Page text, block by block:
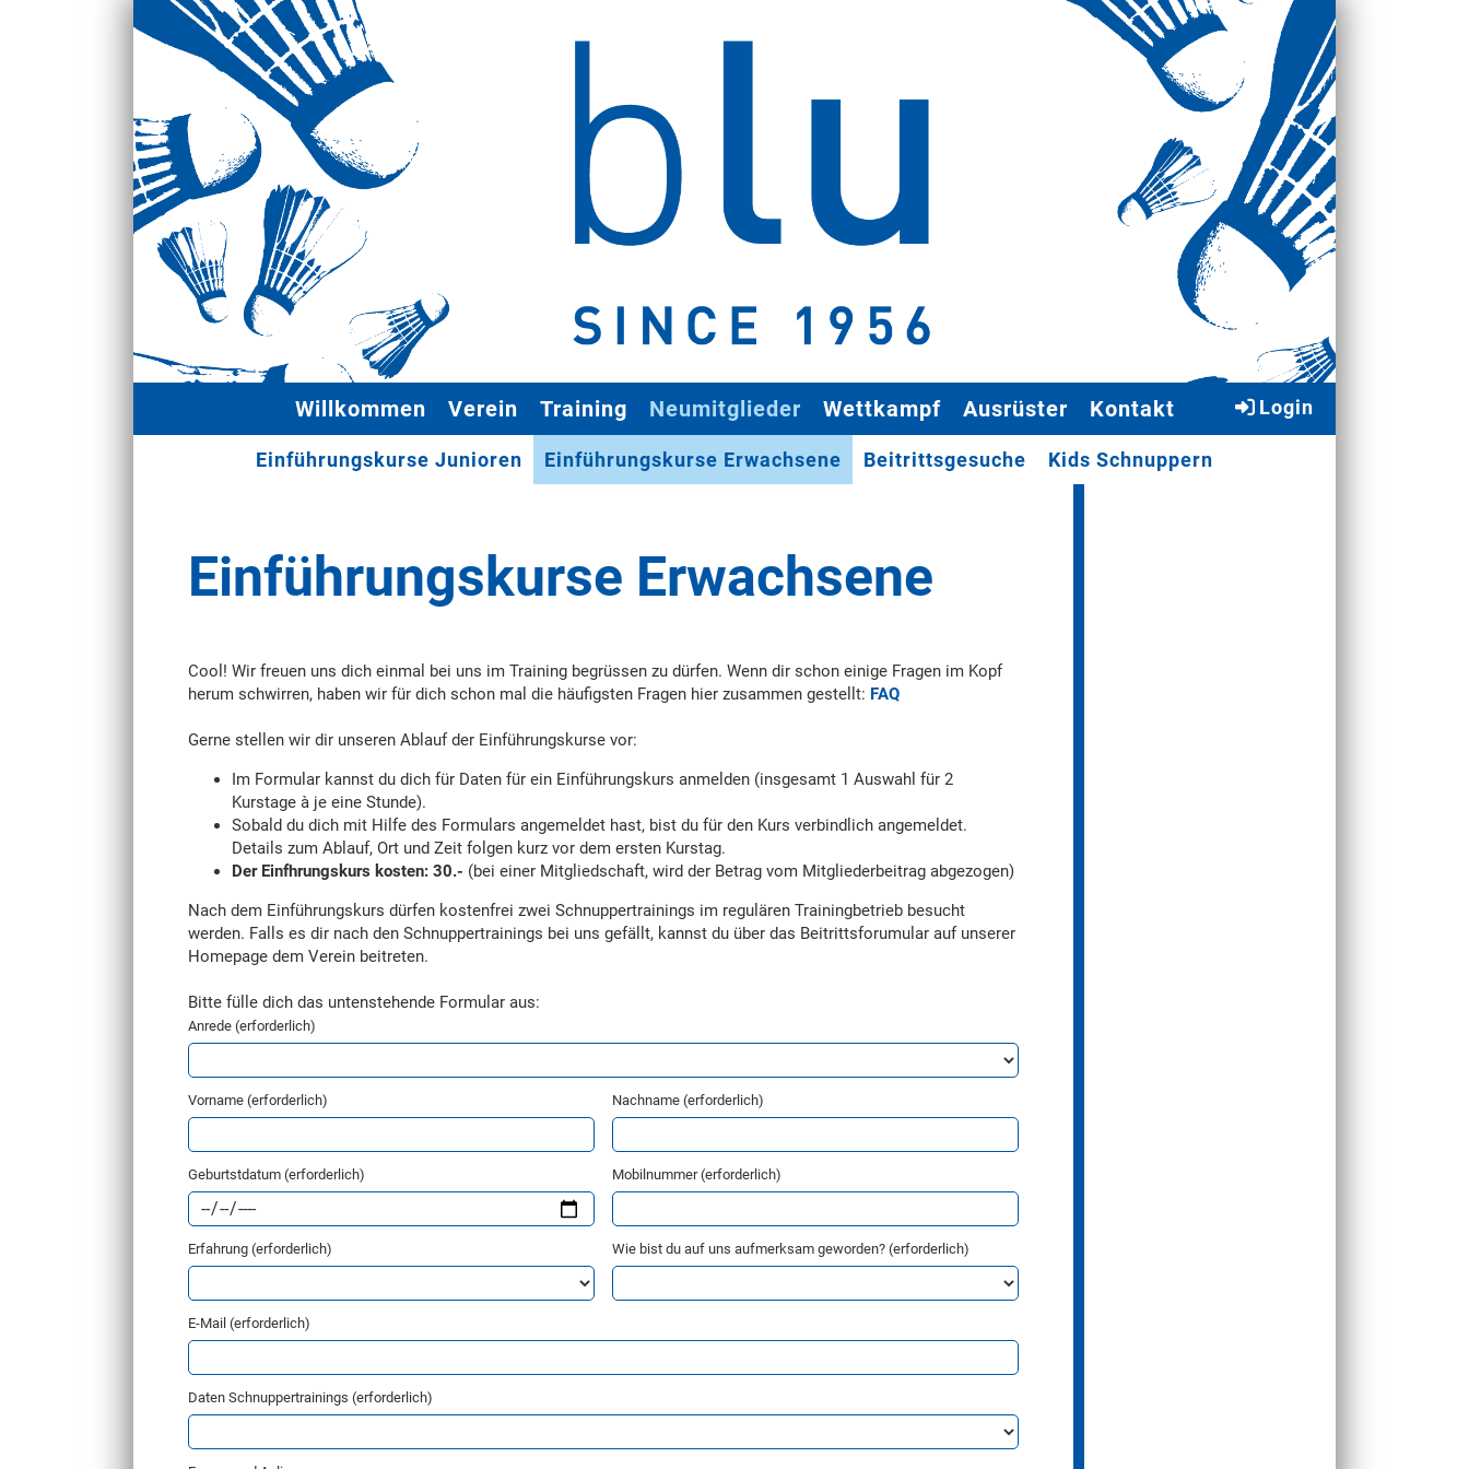
Willkommen Verein Training Neumitglieder Wettkampf Ausrüster Kontakt Login
Einführungskurse Junioren Einführungskurse Erwachsene Beitrittsgesuche Kids Schnuppern
Einführungskurse Erwachsene
Cool! Wir freuen uns dich einmal bei uns im Training begrüssen zu dürfen. Wenn dir schon einige Fragen im Kopf
herum schwirren, haben wir für dich schon mal die häufigsten Fragen hier zusammen gestellt: FAQ
Gerne stellen wir dir unseren Ablauf der Einführungskurse vor:
Im Formular kannst du dich für Daten für ein Einführungskurs anmelden (insgesamt 1 Auswahl für 2
Kurstage à je eine Stunde).
Sobald du dich mit Hilfe des Formulars angemeldet hast, bist du für den Kurs verbindlich angemeldet.
Details zum Ablauf, Ort und Zeit folgen kurz vor dem ersten Kurstag.
Der Einfhrungskurs kosten: 30.- (bei einer Mitgliedschaft, wird der Betrag vom Mitgliederbeitrag abgezogen)
Nach dem Einführungskurs dürfen kostenfrei zwei Schnuppertrainings im regulären Trainingbetrieb besucht
werden. Falls es dir nach den Schnuppertrainings bei uns gefällt, kannst du über das Beitrittsforumular auf unserer
Homepage dem Verein beitreten.
Bitte fülle dich das untenstehende Formular aus:
Anrede (erforderlich)
Vorname (erforderlich) Nachname (erforderlich)
Geburtstdatum (erforderlich) Mobilnummer (erforderlich)
Erfahrung (erforderlich) Wie bist du auf uns aufmerksam geworden? (erforderlich)
E-Mail (erforderlich)
Daten Schnuppertrainings (erforderlich)